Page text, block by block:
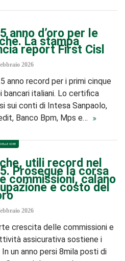
anno d’oro per le
La stampa
report First Cisl
2026
anno record per i primi cinque
bancari italiani. Lo certifica
sui conti di Intesa Sanpaolo,
Banco Bpm, Mps e…
IDEE
utili record nel
Prosegue la corsa
commissioni, calano
e costo del
2026
crescita delle commissioni e
assicurativa sostiene i
In un anno persi 8mila posti di